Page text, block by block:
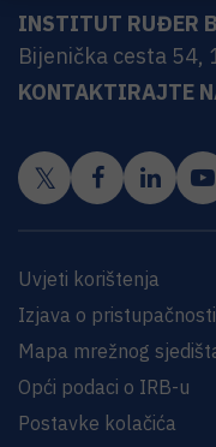
INSTITUT RUĐER
Bijenička cesta 54,
KONTAKTIRAJTE
Uvjeti korištenja
Izjava o pristupačnosti
Mapa mrežnog
Opći podaci o IRB-u
Postavke kolačića